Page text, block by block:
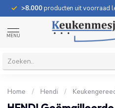
>8.000producten uit voorraad
MENU
Home / Hendi /